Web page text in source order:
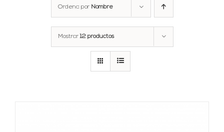
Ordena por Nombre
Mostrar12 productos